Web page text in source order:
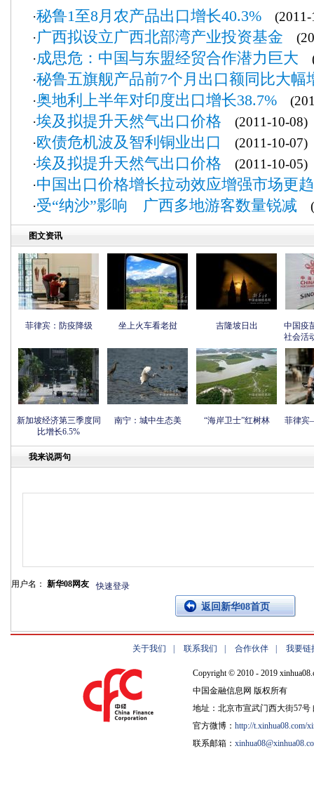
·秘鲁1至8月农产品出口增长40.3% (2011-
·广西拟设立广西北部湾产业投资基金
·成思危：中国与东盟经贸合作潜力巨大
·秘鲁五旗舰产品前7个月出口额同比大幅
·奥地利上半年对印度出口增长38.7%
·埃及拟提升天然气出口价格 (2011-10-08)
·欧债危机波及智利铜业出口
(2011-10-07)
·埃及拟提升天然气出口价格 (2011-10-05)
·中国出口价格增长拉动效应增强市场更
·受“纳沙”影响 广西多地游客数量锐减
图文资讯
菲律宾：防疫降级 坐上火车看老挝 吉隆坡日出
中国疫
社会活
新加坡经济第三季度同
比增长6.5%
南宁：城中生态美 “海岸卫士”红树林 菲律宾
我来说两句
用户名： 新华08网友 快速登录
返回新华08首页
关于我们 联系我们 合作伙伴 我要链
Copyright © 2010 - 2019
中国金融信息网 版权所有
地址：北京市宣武门西大街57号
官方微博： http://t.xinhua08.com/
联系邮箱：